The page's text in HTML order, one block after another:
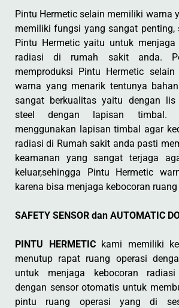
Pintu Hermetic selain memiliki warna
memiliki fungsi yang sangat
Pintu Hermetic yaitu untuk menjaga
radiasi di rumah sakit anda.
memproduksi Pintu Hermetic selain
warna yang menarik tentunya
sangat berkualitas yaitu dengan lis
steel dengan lapisan timbal.
menggunakan lapisan timbal agar
radiasi di Rumah sakit anda pasti
keamanan yang sangat terjaga
keluar,sehingga Pintu Hermetic
karena bisa menjaga kebocoran
SAFETY SENSOR dan AUTOMATIC
PINTU HERMETICkami memiliki
menutup rapat ruang operasi
untuk menjaga kebocoran
dengan sensor otomatis untuk
pintu ruang operasi yang di